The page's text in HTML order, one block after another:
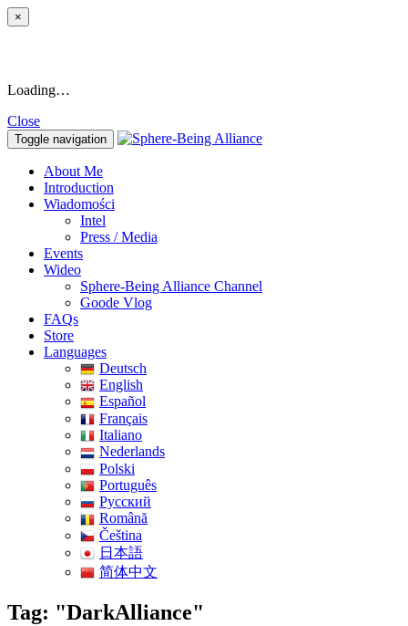
×
Loading…
Close
Toggle navigation
About Me
Introduction
Wiadomości
Intel
Press / Media
Events
Wideo
Sphere-Being Alliance Channel
Goode Vlog
FAQs
Store
Languages
Deutsch
English
Español
Français
Italiano
Nederlands
Polski
Português
Pусский
Română
Čeština
日本語
简体中文
Tag: "DarkAlliance"